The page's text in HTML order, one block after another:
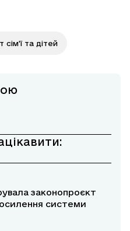
сім'ї та дітей
законопроєкт
системи